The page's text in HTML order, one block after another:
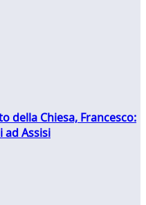
della Chiesa, Francesco:
ad Assisi